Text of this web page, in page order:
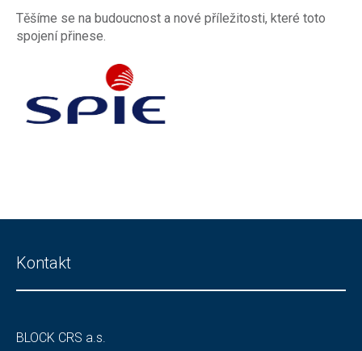
Těšíme se na budoucnost a nové příležitosti, které toto
spojení přinese.
Kontakt
BLOCK CRS a.s.